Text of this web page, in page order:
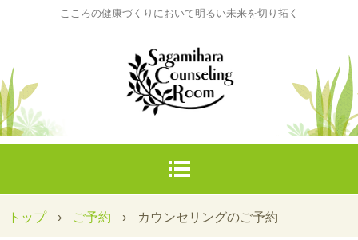
こころの健康づくりにおいて明るい未来を切り拓く
トップ › ご予約 › カウンセリングのご予約